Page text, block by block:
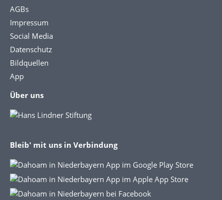
AGBs
Impressum
Social Media
Datenschutz
Bildquellen
App
Über uns
Bleib' mit uns in Verbindung